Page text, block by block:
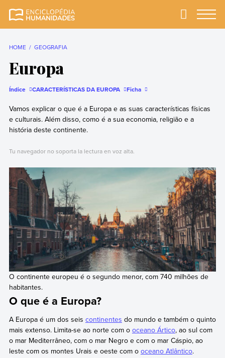
completa e mais
Primary
HOME GEOGRAFIA
Europa
Índice CARACTERÍSTICAS DA EUROPA Ficha
Vamos explicar o que é a Europa e as suas características físicas
e culturais. Além disso, como é a sua economia, religião e a
história deste continente.
Tu navegador no soporta la lectura en voz alta.
O continente europeu é o segundo menor, com 740 milhões de
habitantes.
O que é a Europa?
A Europa é um dos seis continentes do mundo e também o quinto
mais extenso. Limita-se ao norte com o oceano Ártico, ao sul com
o mar Mediterrâneo, com o mar Negro e com o mar Cáspio, ao
leste com os montes Urais e oeste com o oceano Atlântico.